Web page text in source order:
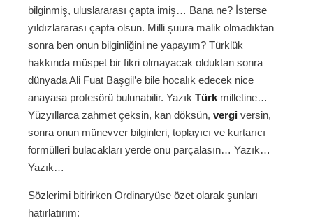
bilginmiş, uluslararası çapta imiş… Bana ne? İsterse
yıldızlararası çapta olsun. Milli şuura malik olmadıktan
sonra ben onun bilginliğini ne yapayım? Türklük
hakkında müspet bir fikri olmayacak olduktan sonra
dünyada Ali Fuat Başgil’e bile hocalık edecek nice
anayasa profesörü bulunabilir. Yazık Türk milletine…
Yüzyıllarca zahmet çeksin, kan döksün, vergi versin,
sonra onun münevver bilginleri, toplayıcı ve kurtarıcı
formülleri bulacakları yerde onu parçalasın… Yazık…
Yazık…
Sözlerimi bitirirken Ordinaryüse özet olarak şunları
hatırlatırım: